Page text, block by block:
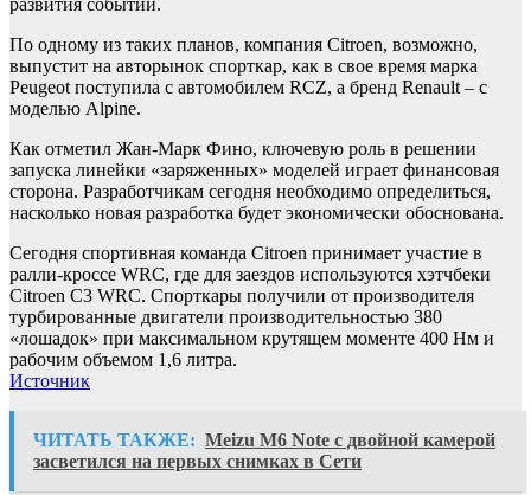
развития событий.
По одному из таких планов, компания Citroen, возможно,
выпустит на авторынок спорткар, как в свое время марка
Peugeot поступила с автомобилем RCZ, а бренд Renault – с
моделью Alpine.
Как отметил Жан-Марк Фино, ключевую роль в решении
запуска линейки «заряженных» моделей играет финансовая
сторона. Разработчикам сегодня необходимо определиться,
насколько новая разработка будет экономически обоснована.
Сегодня спортивная команда Citroen принимает участие в
ралли-кроссе WRC, где для заездов используются хэтчбеки
Citroen C3 WRC. Спорткары получили от производителя
турбированные двигатели производительностью 380
«лошадок» при максимальном крутящем моменте 400 Нм и
рабочим объемом 1,6 литра.
Источник
ЧИТАТЬ ТАКЖЕ: Meizu M6 Note с двойной камерой
засветился на первых снимках в Сети